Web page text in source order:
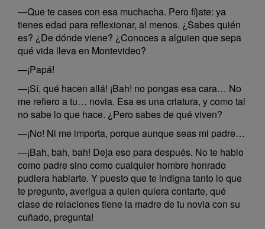
—Que te cases con esa muchacha. Pero fíjate: ya
tienes edad para reflexionar, al menos. ¿Sabes quién
es? ¿De dónde viene? ¿Conoces a alguien que sepa
qué vida lleva en Montevideo?
—¡Papá!
—¡Sí, qué hacen allá! ¡Bah! no pongas esa cara… No
me refiero a tu… novia. Esa es una criatura, y como tal
no sabe lo que hace. ¿Pero sabes de qué viven?
—¡No! Ni me importa, porque aunque seas mi padre…
—¡Bah, bah, bah! Deja eso para después. No te hablo
como padre sino como cualquier hombre honrado
pudiera hablarte. Y puesto que te indigna tanto lo que
te pregunto, averigua a quien quiera contarte, qué
clase de relaciones tiene la madre de tu novia con su
cuñado, pregunta!